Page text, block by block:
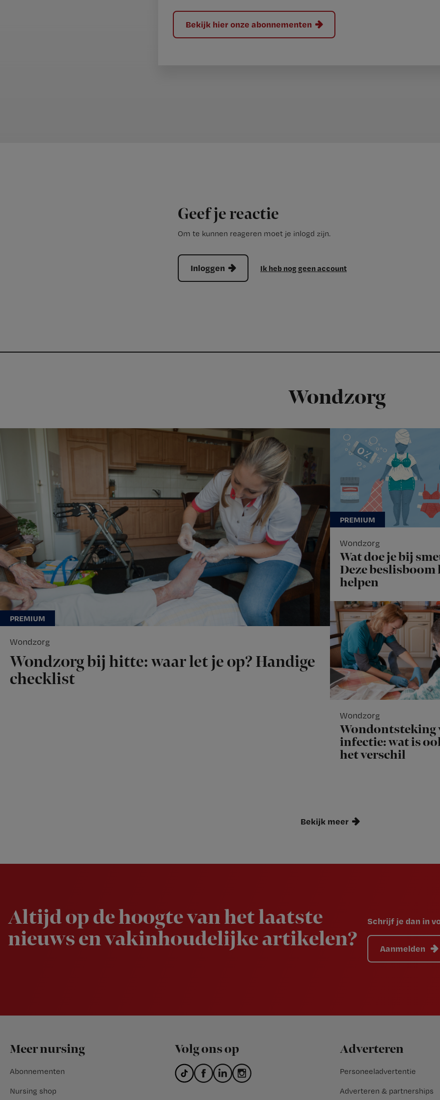
?
Bekijk hier onze abonnementen
Geef je reactie
Om te kunnen reageren moet je inlogd zijn.
Inloggen Ik heb nog geen account
Wondzorg
Wondzorg
Wondzorg bij hitte: waar let je op? Handige
checklist
Wondzorg
Wat doe je bij
Deze beslisboom
helpen
Wondzorg
Wondontsteking
infectie: wat is
het verschil
Bekijk meer
Altijd op de hoogte van het laatste
nieuws en vakinhoudelijke artikelen?
Schrijf je dan in
Aanmelden
Footer
Meer nursing
Abonnementen
Nursing shop
Volg ons op Adverteren
Personeeladvertentie
Adverteren & partnerships